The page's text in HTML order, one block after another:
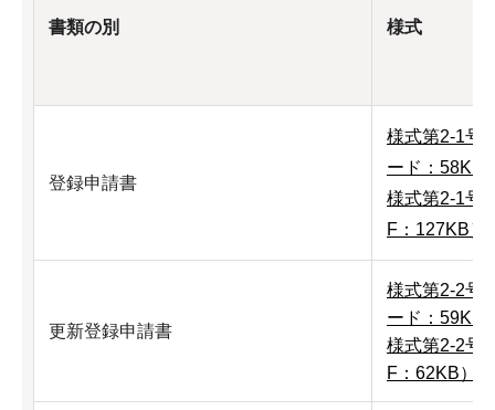
書類の別 様式
登録申請書
様式第2-1号
ード：58KB
様式第2-1号
F：127KB）
更新登録申請書
様式第2-2号
ード：59KB
様式第2-2号
F：62KB）